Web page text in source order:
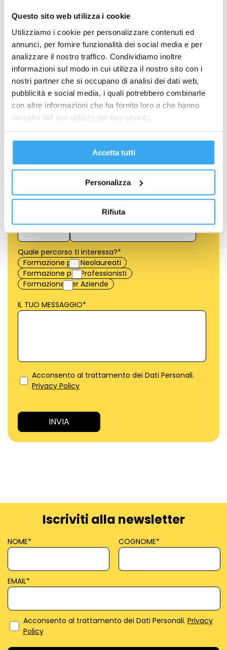
Questo sito web utilizza i cookie
Utilizziamo i cookie per personalizzare contenuti ed
annunci, per fornire funzionalità dei social media e per
analizzare il nostro traffico. Condividiamo inoltre
informazioni sul modo in cui utilizza il nostro sito con i
nostri partner che si occupano di analisi dei dati web,
pubblicità e social media, i quali potrebbero combinarle
con altre informazioni che ha fornito loro o che hanno
raccolto dal suo utilizzo dei loro servizi.
Accetta tutti
Personalizza
Rifiuta
Modello SHRM…
Richiedi Informazioni
NOME*
COGNOME*
EMAIL*
Quale percorso ti interessa?*
Formazione per Neolaureati
Formazione per Professionisti
Formazione per Aziende
IL TUO MESSAGGIO*
Acconsento al trattamento dei Dati Personali.
Privacy Policy
Iscriviti alla newsletter
NOME* COGNOME*
EMAIL*
Acconsento al trattamento dei Dati Personali. Privacy
Policy